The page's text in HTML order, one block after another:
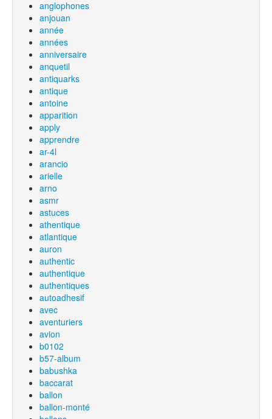
anglophones
anjouan
année
années
anniversaire
anquetil
antiquarks
antique
antoine
apparition
apply
apprendre
ar-4l
arancio
arielle
arno
asmr
astuces
athentique
atlantique
auron
authentic
authentique
authentiques
autoadhesif
avec
aventuriers
avion
b0102
b57-album
babushka
baccarat
ballon
ballon-monté